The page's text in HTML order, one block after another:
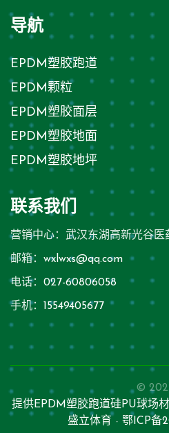
导航
EPDM塑胶跑道
EPDM颗粒
EPDM塑胶面层
EPDM塑胶地面
EPDM塑胶地坪
联系我们
营销中心：武汉东湖高新光谷医
邮箱： wxlwxs@qq.com
电话： 027-60806058
手机： 15549405677
©
提供EPDM塑胶跑道硅PU球场
盛立体育 - 鄂ICP备